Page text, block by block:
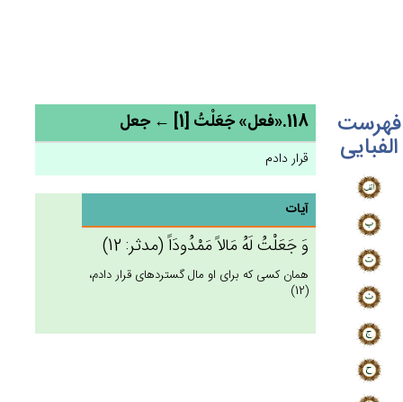
فهرست
الفبایی
118.«فعل» جَعَلْت‌ُ [1] ← جعل
قرار دادم
آیات
وَ جَعَلْت‌ُ لَه‌ُ مَالاً مَمْدُودَاً (مدثر: 12)
همان كسى كه براى او مال گسترده‏اى قرار دادم،
(12)